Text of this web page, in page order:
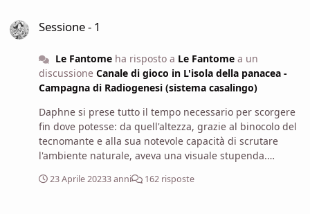
Sessione - 1
Le Fantomeha risposto a Le Fantomea un
discussione Canale di gioco in L'isola della panacea -
Campagna di Radiogenesi (sistema casalingo)
Daphne si prese tutto il tempo necessario per scorgere
fin dove potesse: da quell'altezza, grazie al binocolo del
tecnomante e alla sua notevole capacità di scrutare
l'ambiente naturale, aveva una visuale stupenda.
in là sulla riva, i resti di una trireme, forse la famigerata
23 Aprile 20233 anni 162 risposte